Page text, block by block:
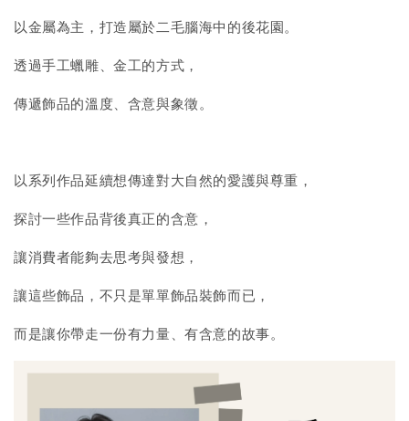
以金屬為主，打造屬於二毛腦海中的後花園。
透過手工蠟雕、金工的方式，
傳遞飾品的溫度、含意與象徵。
以系列作品延續想傳達對大自然的愛護與尊重，
探討一些作品背後真正的含意，
讓消費者能夠去思考與發想，
讓這些飾品，不只是單單飾品裝飾而已，
而是讓你帶走一份有力量、有含意的故事。